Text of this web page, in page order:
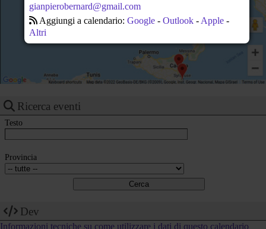
Ricerca eventi
Testo
Provincia
Dev
Informazioni tecniche su come utilizzare i dati di questo calendario
gianpierobernard@gmail.com
Aggiungi a calendario: Google- Outlook- Apple-
Altri